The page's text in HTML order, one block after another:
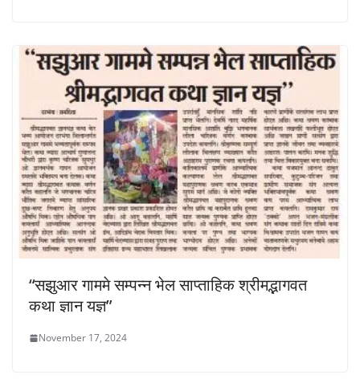
“सझुआर गाममे सम्पन्न भेल साप्ताहिक श्रीमद्भागवत
कथा ज्ञान यज्ञ”
November 17, 2024